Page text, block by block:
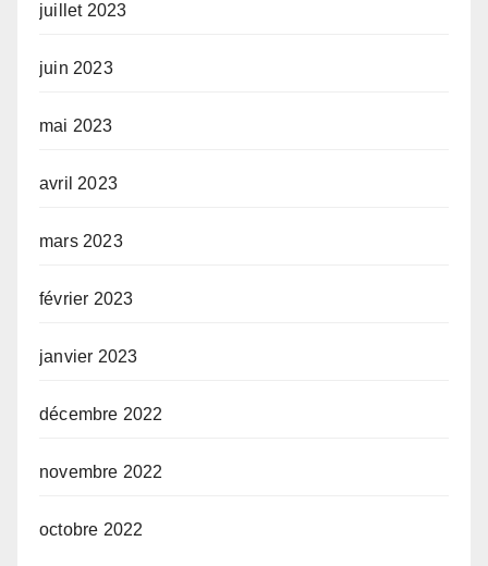
juillet 2023
juin 2023
mai 2023
avril 2023
mars 2023
février 2023
janvier 2023
décembre 2022
novembre 2022
octobre 2022